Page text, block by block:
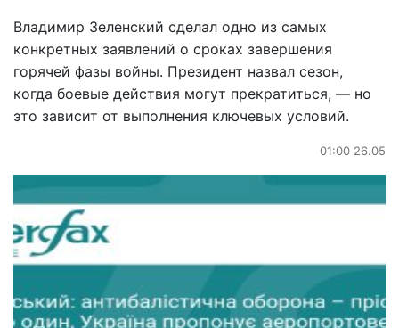
Владимир Зеленский сделал одно из самых
конкретных заявлений о сроках завершения
горячей фазы войны. Президент назвал сезон,
когда боевые действия могут прекратиться, — но
это зависит от выполнения ключевых условий.
01:00 26.05